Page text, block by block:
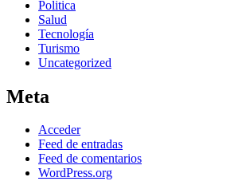
Politica
Salud
Tecnología
Turismo
Uncategorized
Meta
Acceder
Feed de entradas
Feed de comentarios
WordPress.org